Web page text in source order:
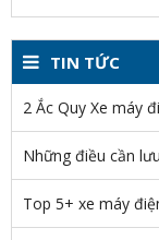
TIN TỨC
2 Ắc Quy Xe máy
Những điều cần
Top 5+ xe máy